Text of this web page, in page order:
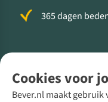
Cookies voor
Bever.nl maakt gebruik
365 dagen